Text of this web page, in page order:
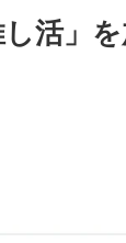
活」